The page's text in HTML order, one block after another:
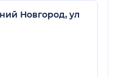
Новгород, ул